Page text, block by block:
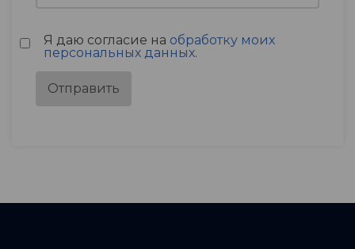
Я даю согласие на обработку моих
персональных данных.
Отправить